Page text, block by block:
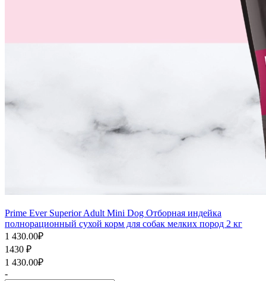
Prime Ever Superior Adult Mini Dog Отборная индейка
полнорационный сухой корм для собак мелких пород 2 кг
1 430.00₽
1430 ₽
1 430.00₽
-